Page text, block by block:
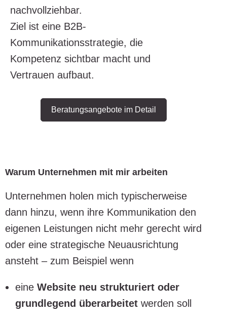
nachvollziehbar.
Ziel ist eine B2B-
Kommunikationsstrategie, die
Kompetenz sichtbar macht und
Vertrauen aufbaut.
Beratungsangebote im Detail
Warum Unternehmen mit mir arbeiten
Unternehmen holen mich typischerweise
dann hinzu, wenn ihre Kommunikation den
eigenen Leistungen nicht mehr gerecht wird
oder eine strategische Neuausrichtung
ansteht – zum Beispiel wenn
eine Website neu strukturiert oder
grundlegend überarbeitet werden soll